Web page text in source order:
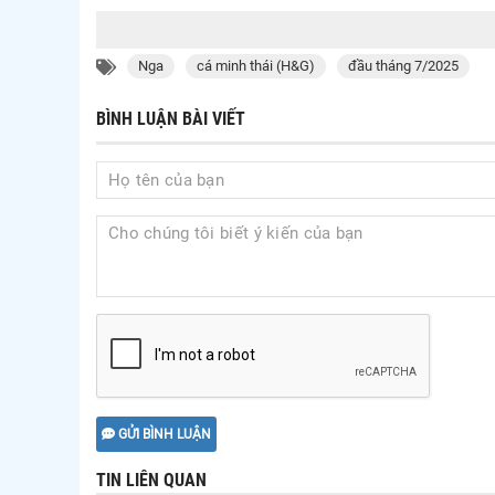
Nga cá minh thái (H&G) đầu tháng 7/2025
BÌNH LUẬN BÀI VIẾT
GỬI BÌNH LUẬN
TIN LIÊN QUAN